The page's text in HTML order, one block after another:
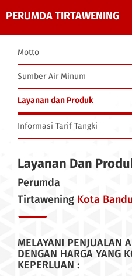
Motto
Sumber Air Minum
Layanan dan Produk
Informasi Tarif Tangki
Layanan Dan
Perumda
Tirtawening Kota
MELAYANI PENJUALAN
DENGAN HARGA YANG
KEPERLUAN :